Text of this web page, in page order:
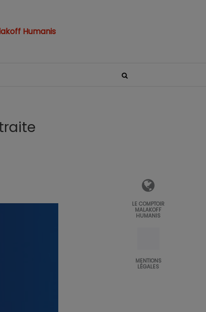
Humanis
LE COMPTOIR
MALAKOFF
HUMANIS
MENTIONS
LÉGALES